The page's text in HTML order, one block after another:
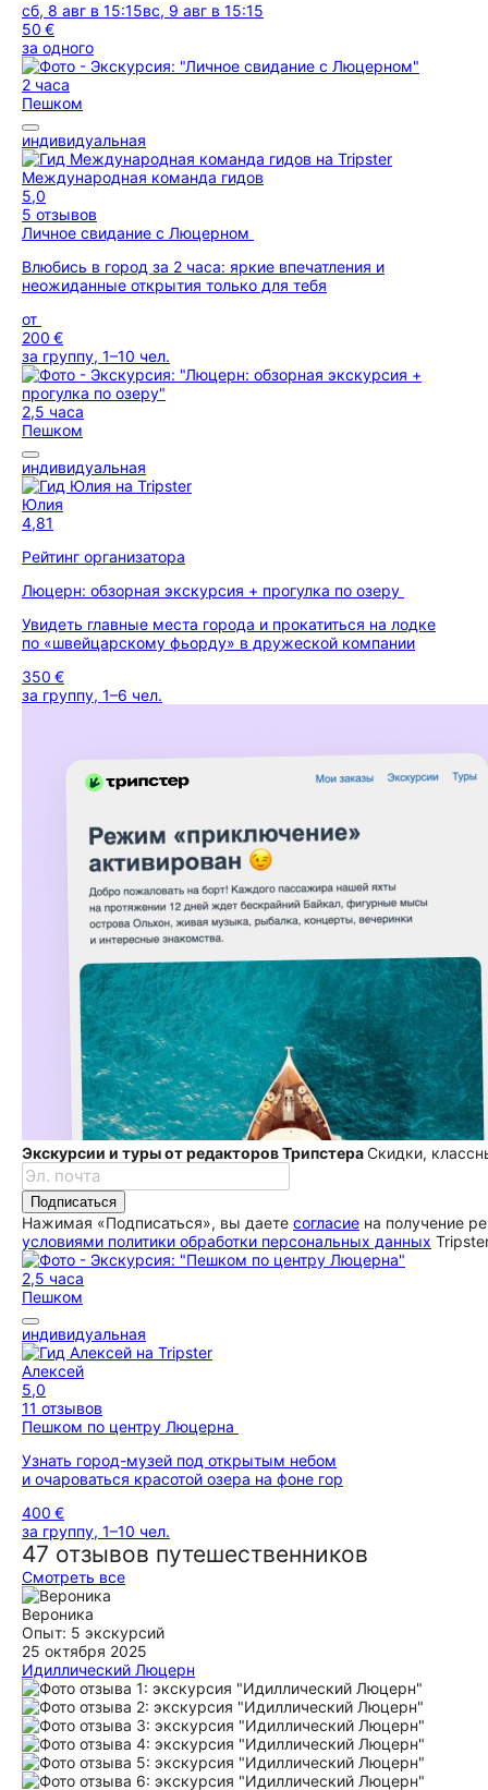
сб, 8 авг в 15:15вс, 9 авг в 15:15
50 €
за одного
2 часа
Пешком
индивидуальная
Международная команда гидов
5,0
5 отзывов
Личное свидание с Люцерном
Влюбись в город за 2 часа: яркие впечатления и
неожиданные открытия только для тебя
от
200 €
за группу, 1–10 чел.
2,5 часа
Пешком
индивидуальная
Юлия
4,81
Рейтинг организатора
Люцерн: обзорная экскурсия + прогулка по озеру
Увидеть главные места города и прокатиться на лодке
по «швейцарскому фьорду» в дружеской компании
350 €
за группу, 1–6 чел.
Экскурсии и туры от редакторов ТрипстераСкидки,
Подписаться
Нажимая «Подписаться», вы даете согласие на получение
условиями политики обработки персональных данных
2,5 часа
Пешком
индивидуальная
Алексей
5,0
11 отзывов
Пешком по центру Люцерна
Узнать город-музей под открытым небом
и очароваться красотой озера на фоне гор
400 €
за группу, 1–10 чел.
47 отзывов путешественников
Смотреть все
Вероника
Опыт: 5 экскурсий
25 октября 2025
Идиллический Люцерн
Прекрасная экскурсия. Впечатлило, что Ксения стала
гидом по Люцерн после того, как сама захотела сходить на
экскурсию и обнаружила, что в городе нет ни одного
русскоязычного гида. Интересно собран и переработан
материал. Мы отлично провели время несмотря на дождь.
Особенно приятно, что в запасе у Ксении были дождевики